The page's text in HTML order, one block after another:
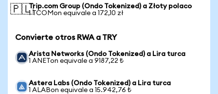
🇵🇱Trip.com Group (Ondo Tokenized) a Złoty polaco
1 TCOMon equivale a 172,10 zł
Convierte otros RWA a TRY
Arista Networks (Ondo Tokenized) a Lira turca
1 ANETon equivale a 9187,22 ₺
Astera Labs (Ondo Tokenized) a Lira turca
1 ALABon equivale a 15.942,76 ₺